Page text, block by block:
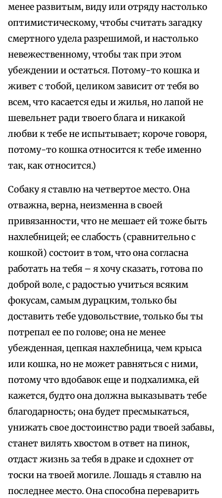
менее развитым, виду или отряду настолько
оптимистическому, чтобы считать загадку
смертного удела разрешимой, и настолько
невежественному, чтобы так при этом
убеждении и остаться. Потому-то кошка и
живет с тобой, целиком зависит от тебя во
всем, что касается еды и жилья, но лапой не
шевельнет ради твоего блага и никакой
любви к тебе не испытывает; короче говоря,
потому-то кошка относится к тебе именно
так, как относится.)
Собаку я ставлю на четвертое место. Она
отважна, верна, неизменна в своей
привязанности, что не мешает ей тоже быть
нахлебницей; ее слабость (сравнительно с
кошкой) состоит в том, что она согласна
работать на тебя – я хочу сказать, готова по
доброй воле, с радостью учиться всяким
фокусам, самым дурацким, только бы
доставить тебе удовольствие, только бы ты
потрепал ее по голове; она не менее
убежденная, цепкая нахлебница, чем крыса
или кошка, но не может равняться с ними,
потому что вдобавок еще и подхалимка, ей
кажется, будто она должна выказывать тебе
благодарность; она будет пресмыкаться,
унижать свое достоинство ради твоей забавы,
станет вилять хвостом в ответ на пинок,
отдаст жизнь за тебя в драке и сдохнет от
тоски на твоей могиле. Лошадь я ставлю на
последнее место. Она способна переварить